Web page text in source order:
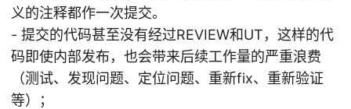
义的注释都作一次提交。
- 提交的代码甚至没有经过REVIEW和UT，这样的代
码即使内部发布，也会带来后续工作量的严重浪费
（测试、发现问题、定位问题、重新fix、重新验证
等）；